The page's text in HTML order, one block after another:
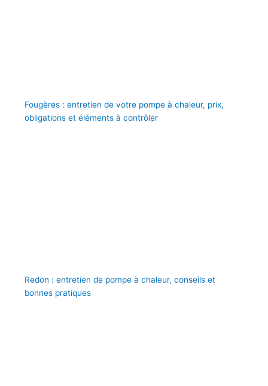
Fougères : entretien de votre pompe à chaleur, prix,
obligations et éléments à contrôler
Redon : entretien de pompe à chaleur, conseils et
bonnes pratiques